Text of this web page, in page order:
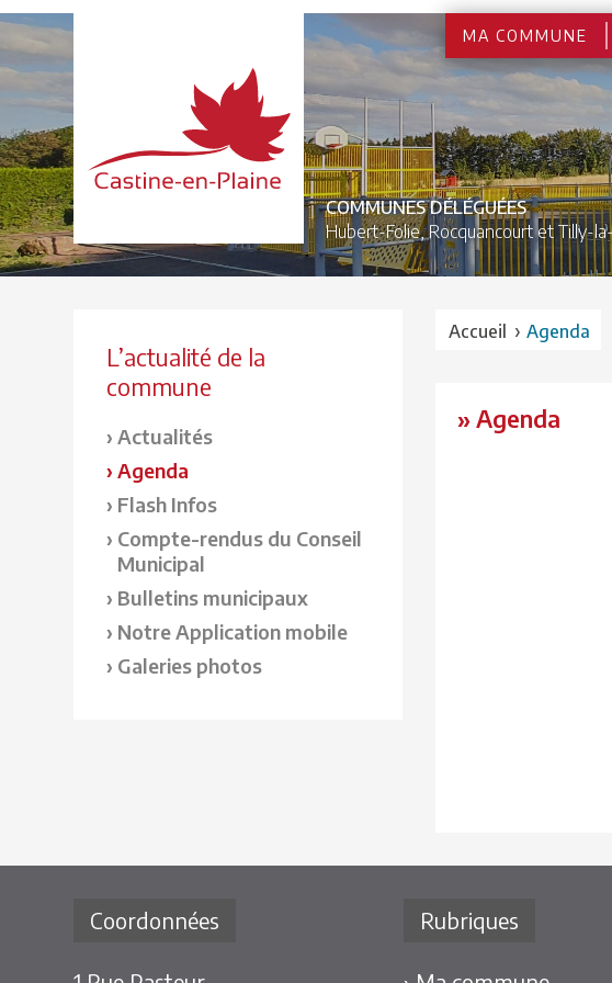
COMMUNES DÉLÉGUÉES
Hubert-Folie, Rocquancourt et Tilly-
MA COMMUNE
L’actualité de la
commune
Actualités
Agenda
Flash Infos
Compte-rendus du Conseil
Municipal
Bulletins municipaux
Notre Application mobile
Galeries photos
Accueil ›Agenda
» Agenda
Coordonnées Rubriques